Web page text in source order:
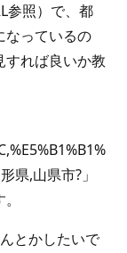
参照）で、都
なっているの
すれば良いか教
県,山県市?」
とかしたいで